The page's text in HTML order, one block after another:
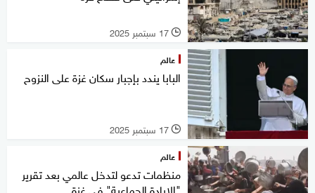
l 17 سبتمبر 2025
عالم
البابا يندد بإجبار سكان غزة على النزوح
l 17 سبتمبر 2025
عالم
منظمات تدعو لتدخل عالمي بعد تقرير
"الإبادة الجماعية" في غزة